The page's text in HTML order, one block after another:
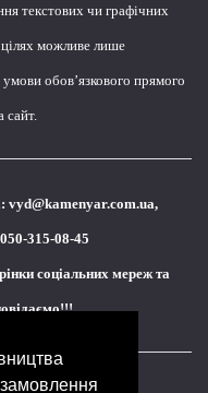
текстових чи графічних
цілях можливе лише
обов’язкового прямого
сайт.
vyd@kamenyar.com.ua,
315-08-45
соціальних мереж та